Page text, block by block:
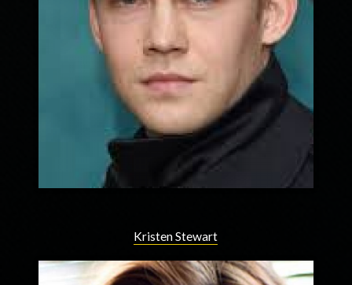
Kristen Stewart